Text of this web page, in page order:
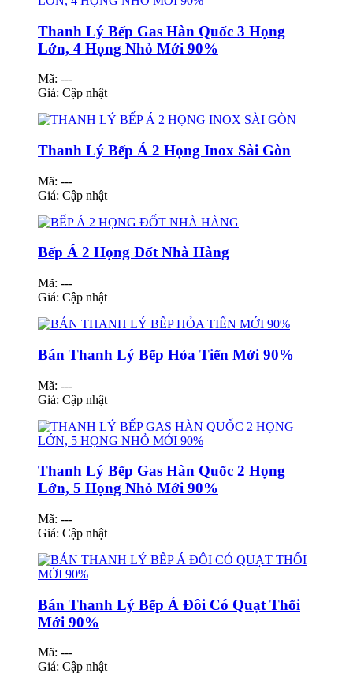
Thanh Lý Bếp Gas Hàn Quốc 3 Họng
Lớn, 4 Họng Nhỏ Mới 90%
Mã: ---
Giá: Cập nhật
Thanh Lý Bếp Á 2 Họng Inox Sài Gòn
Mã: ---
Giá: Cập nhật
Bếp Á 2 Họng Đốt Nhà Hàng
Mã: ---
Giá: Cập nhật
Bán Thanh Lý Bếp Hỏa Tiển Mới 90%
Mã: ---
Giá: Cập nhật
Thanh Lý Bếp Gas Hàn Quốc 2 Họng
Lớn, 5 Họng Nhỏ Mới 90%
Mã: ---
Giá: Cập nhật
Bán Thanh Lý Bếp Á Đôi Có Quạt Thổi
Mới 90%
Mã: ---
Giá: Cập nhật